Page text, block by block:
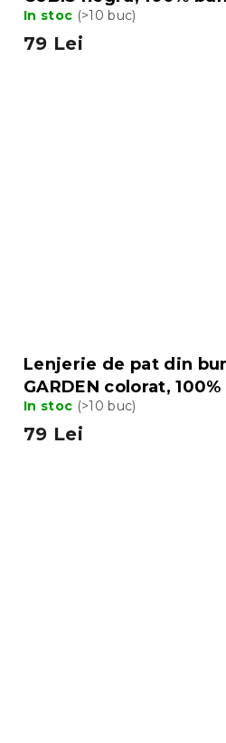
In stoc (>10 buc)
79 Lei
Lenjerie de pat din
GARDEN colorat,
In stoc (>10 buc)
79 Lei